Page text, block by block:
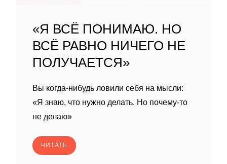
«Я ВСЁ ПОНИМАЮ. НО
ВСЁ РАВНО НИЧЕГО НЕ
ПОЛУЧАЕТСЯ»
Вы когда-нибудь ловили себя на мысли:
«Я знаю, что нужно делать. Но почему-то
не делаю»
ЧИТАТЬ